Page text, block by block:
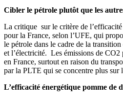
Cibler le pétrole plutôt que les
La critique sur le critère de
pour la France, selon l’UFE, qui
le pétrole dans le cadre de la
et l’électricité. Les émissions de
en France, surtout en raison du
par la PLTE qui se concentre plus sur
L’efficacité énergétique pomme de